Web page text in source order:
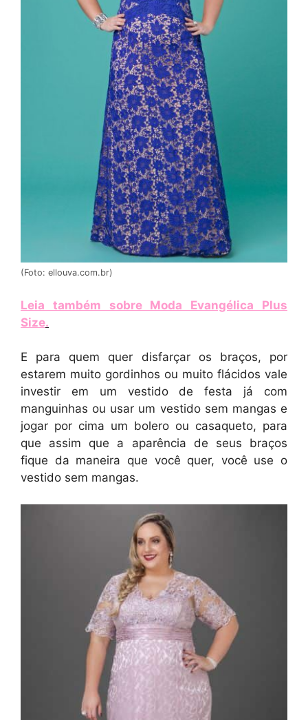
(Foto: ellouva.com.br)
Leia também sobre Moda Evangélica Plus
Size.
E para quem quer disfarçar os braços, por
estarem muito gordinhos ou muito flácidos vale
investir em um vestido de festa já com
manguinhas ou usar um vestido sem mangas e
jogar por cima um bolero ou casaqueto, para
que assim que a aparência de seus braços
fique da maneira que você quer, você use o
vestido sem mangas.